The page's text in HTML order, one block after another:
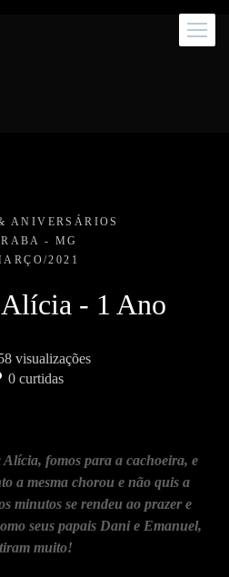
ANIVERSÁRIOS
- MG
2021
Alícia - 1 Ano
visualizações
0 curtidas
Alícia, fomos para a cachoeira, e
a mesma chorou e não quis a
minutos se rendeu ao prazer e
seus papais Dani e Emanuel,
muito!